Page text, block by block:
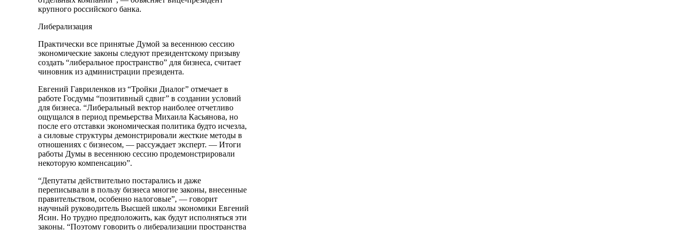
крупного российского банка.
Либерализация
Практически все принятые Думой за весеннюю сессию
экономические законы следуют президентскому призыву
создать “либеральное пространство” для бизнеса, считает
чиновник из администрации президента.
Евгений Гавриленков из “Тройки Диалог” отмечает в
работе Госдумы “позитивный сдвиг” в создании условий
для бизнеса. “Либеральный вектор наиболее отчетливо
ощущался в период премьерства Михаила Касьянова, но
после его отставки экономическая политика будто исчезла,
а силовые структуры демонстрировали жесткие методы в
отношениях с бизнесом, — рассуждает эксперт. — Итоги
работы Думы в весеннюю сессию продемонстрировали
некоторую компенсацию”.
“Депутаты действительно постарались и даже
переписывали в пользу бизнеса многие законы, внесенные
правительством, особенно налоговые”, — говорит
научный руководитель Высшей школы экономики Евгений
Ясин. Но трудно предположить, как будут исполняться эти
законы. “Поэтому говорить о либерализации пространства